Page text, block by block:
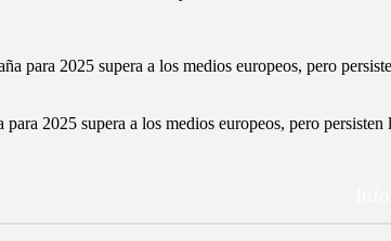
2025 supera a los medios europeos, pero persisten